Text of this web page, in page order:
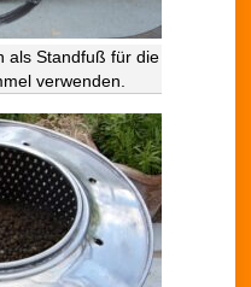
als Standfuß für die
verwenden.